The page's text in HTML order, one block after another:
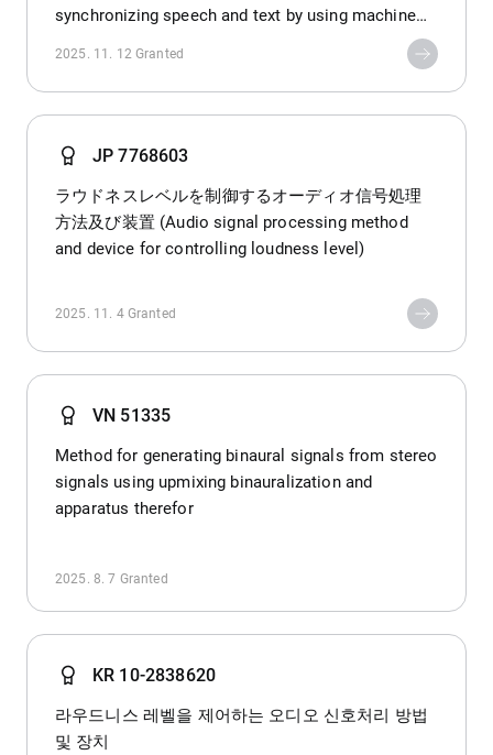
synchronizing speech and text by using machine
2025. 11. 12 Granted
JP 7768603
ラウドネスレベルを制御するオーディオ信号処理
方法及び装置 (Audio signal processing method
and device for controlling loudness level)
2025. 11. 4 Granted
VN 51335
Method for generating binaural signals from stereo
signals using upmixing binauralization and
apparatus therefor
2025. 8. 7 Granted
KR 10-2838620
라우드니스 레벨을 제어하는 오디오 신호처리 방법
및 장치